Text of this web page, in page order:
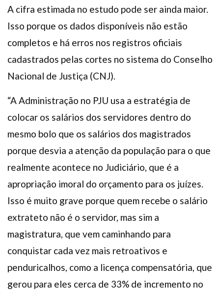
A cifra estimada no estudo pode ser ainda maior.
Isso porque os dados disponíveis não estão
completos e há erros nos registros oficiais
cadastrados pelas cortes no sistema do Conselho
Nacional de Justiça (CNJ).
“A Administração no PJU usa a estratégia de
colocar os salários dos servidores dentro do
mesmo bolo que os salários dos magistrados
porque desvia a atenção da população para o que
realmente acontece no Judiciário, que é a
apropriação imoral do orçamento para os juízes.
Isso é muito grave porque quem recebe o salário
extrateto não é o servidor, mas sim a
magistratura, que vem caminhando para
conquistar cada vez mais retroativos e
penduricalhos, como a licença compensatória, que
gerou para eles cerca de 33% de incremento no